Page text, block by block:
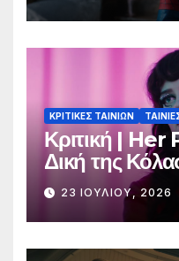
ΚΡΙΤΙΚΕΣ ΤΑΙΝΙΩΝ
Κριτική |
Δική της
23 ΙΟΥΛΊΟΥ, 2026